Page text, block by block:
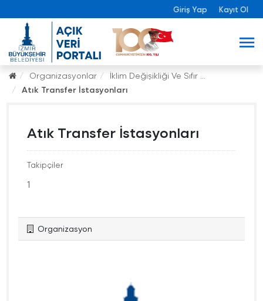
Giriş Yap Kayıt Ol
Organizasyonlar
İklim Değişikliği Ve Sıfır ...
Atık Transfer İstasyonları
Atık Transfer İstasyonları
Takipçiler
1
Organizasyon